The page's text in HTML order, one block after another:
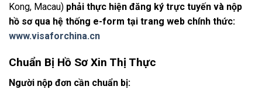
Kong, Macau) phải thực hiện đăng ký trực tuyến và nộp
hồ sơ qua hệ thống e-form tại trang web chính thức:
www.visaforchina.cn
Chuẩn Bị Hồ Sơ Xin Thị Thực
Người nộp đơn cần chuẩn bị: